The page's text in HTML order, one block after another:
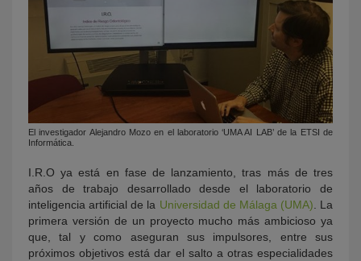
El investigador Alejandro Mozo en el laboratorio ‘UMA AI LAB’ de la ETSI de
Informática.
I.R.O ya está en fase de lanzamiento, tras más de tres
años de trabajo desarrollado desde el laboratorio de
inteligencia artificial de la Universidad de Málaga (UMA). La
primera versión de un proyecto mucho más ambicioso ya
que, tal y como aseguran sus impulsores, entre sus
próximos objetivos está dar el salto a otras especialidades